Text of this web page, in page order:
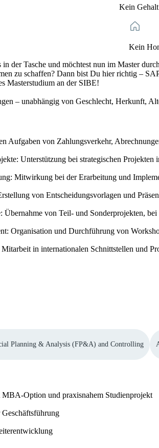
Kein Gehalt
Kein
der Tasche und möchtest nun im Master
zu schaffen? Dann bist Du hier richtig –
Masterstudium an der SIBE!
– unabhängig von Geschlecht, Herkunft,
Aufgaben von Zahlungsverkehr,
Unterstützung bei strategischen
Mitwirkung bei der Erarbeitung und
von Entscheidungsvorlagen und
Übernahme von Teil- und Sonderprojekten,
Organisation und Durchführung von
Mitarbeit in internationalen Schnittstellen und
Planning & Analysis (FP&A) and Controlling
MBA-Option und praxisnahem Studienprojekt